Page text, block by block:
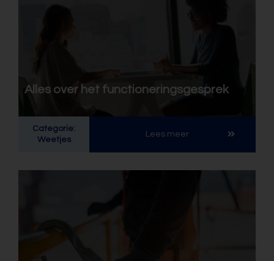
Alles over het functioneringsgesprek
Categorie:
Weetjes
Lees meer